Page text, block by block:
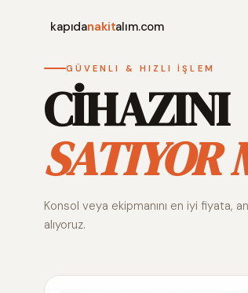
kapıdanakitalım.com
GÜVENLI & HIZLI İŞLEM
CİHAZINI
SATIYOR
Konsol veya ekipmanını en iyi fiyata,
alıyoruz.